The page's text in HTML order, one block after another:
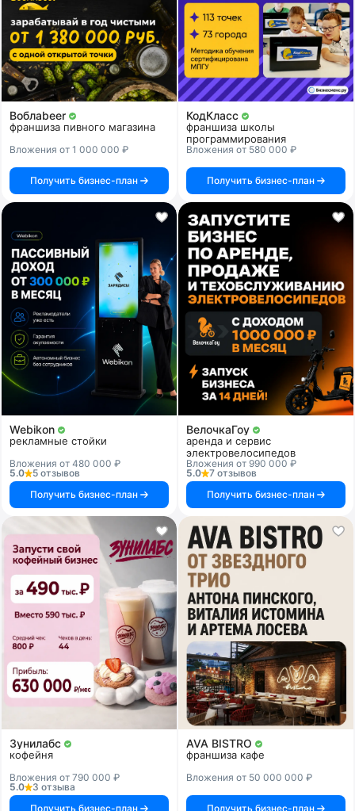
Воблаbeer
франшиза пивного магазина
Вложения от 1 000 000 ₽
Получить бизнес-план
КодКласс
франшиза школы
программирования
Вложения от 580 000 ₽
Получить бизнес-план
Webikon
рекламные стойки
Вложения от 480 000 ₽
5.0
5 отзывов
Получить бизнес-план
ВелочкаГоу
аренда и сервис
электровелосипедов
Вложения от 990 000 ₽
5.0
7 отзывов
Получить бизнес-план
Зунилабс
кофейня
Вложения от 790 000 ₽
5.0
3 отзыва
Получить бизнес-план
AVA BISTRO
франшиза кафе
Вложения от 50 000 000 ₽
Получить бизнес-план